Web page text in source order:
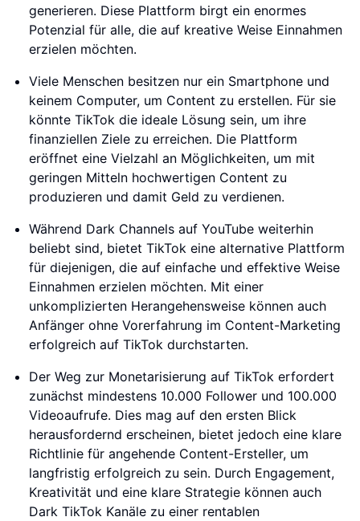
generieren. Diese Plattform birgt ein enormes
Potenzial für alle, die auf kreative Weise Einnahmen
erzielen möchten.
Viele Menschen besitzen nur ein Smartphone und
keinem Computer, um Content zu erstellen. Für sie
könnte TikTok die ideale Lösung sein, um ihre
finanziellen Ziele zu erreichen. Die Plattform
eröffnet eine Vielzahl an Möglichkeiten, um mit
geringen Mitteln hochwertigen Content zu
produzieren und damit Geld zu verdienen.
Während Dark Channels auf YouTube weiterhin
beliebt sind, bietet TikTok eine alternative Plattform
für diejenigen, die auf einfache und effektive Weise
Einnahmen erzielen möchten. Mit einer
unkomplizierten Herangehensweise können auch
Anfänger ohne Vorerfahrung im Content-Marketing
erfolgreich auf TikTok durchstarten.
Der Weg zur Monetarisierung auf TikTok erfordert
zunächst mindestens 10.000 Follower und 100.000
Videoaufrufe. Dies mag auf den ersten Blick
herausfordernd erscheinen, bietet jedoch eine klare
Richtlinie für angehende Content-Ersteller, um
langfristig erfolgreich zu sein. Durch Engagement,
Kreativität und eine klare Strategie können auch
Dark TikTok Kanäle zu einer rentablen